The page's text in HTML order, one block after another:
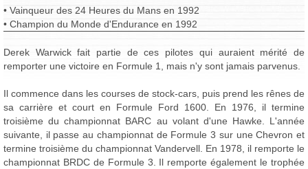
• Vainqueur des 24 Heures du Mans en 1992
• Champion du Monde d'Endurance en 1992
Derek Warwick fait partie de ces pilotes qui auraient mérité de
remporter une victoire en Formule 1, mais n'y sont jamais parvenus.
Il commence dans les courses de stock-cars, puis prend les rênes de
sa carrière et court en Formule Ford 1600. En 1976, il termine
troisième du championnat BARC au volant d'une Hawke. L'année
suivante, il passe au championnat de Formule 3 sur une Chevron et
termine troisième du championnat Vandervell. En 1978, il remporte le
championnat BRDC de Formule 3. Il remporte également le trophée